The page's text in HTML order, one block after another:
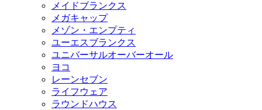
メイドブランクス
メガキャップ
メゾン・エンプティ
ユーエスブランクス
ユニバーサルオーバーオール
ヨコ
レーンセブン
ライフウェア
ラウンドハウス